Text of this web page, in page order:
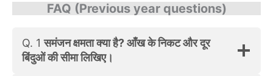
FAQ (Previous year questions)
Q. 1समंजन क्षमता क्या है? आँख के निकट और दूर
बिंदुओं की सीमा लिखिए।